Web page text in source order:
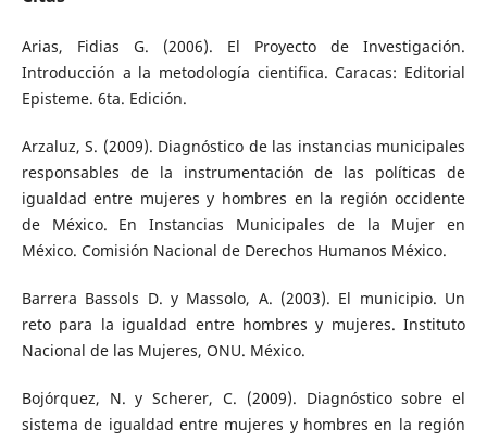
Arias, Fidias G. (2006). El Proyecto de Investigación.
Introducción a la metodología cientifica. Caracas: Editorial
Episteme. 6ta. Edición.
Arzaluz, S. (2009). Diagnóstico de las instancias municipales
responsables de la instrumentación de las políticas de
igualdad entre mujeres y hombres en la región occidente
de México. En Instancias Municipales de la Mujer en
México. Comisión Nacional de Derechos Humanos México.
Barrera Bassols D. y Massolo, A. (2003). El municipio. Un
reto para la igualdad entre hombres y mujeres. Instituto
Nacional de las Mujeres, ONU. México.
Bojórquez, N. y Scherer, C. (2009). Diagnóstico sobre el
sistema de igualdad entre mujeres y hombres en la región